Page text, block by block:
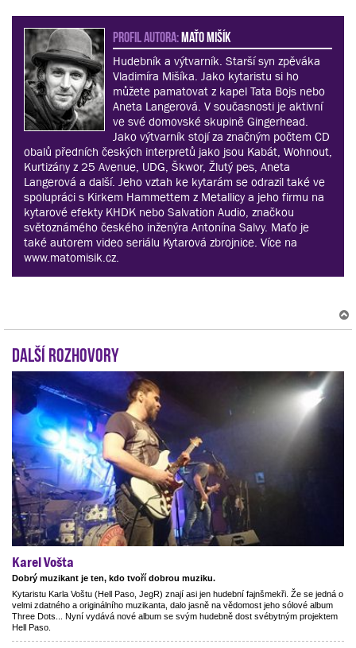
PROFIL AUTORA:Maťo Mišík
Hudebník a výtvarník. Starší syn zpěváka
Vladimíra Mišíka. Jako kytaristu si ho
můžete pamatovat z kapel Tata Bojs nebo
Aneta Langerová. V současnosti je aktivní
ve své domovské skupině Gingerhead.
Jako výtvarník stojí za značným počtem CD
obalů předních českých interpretů jako jsou Kabát, Wohnout,
Kurtizány z 25 Avenue, UDG, Škwor, Žlutý pes, Aneta
Langerová a další. Jeho vztah ke kytarám se odrazil také ve
spolupráci s Kirkem Hammettem z Metallicy a jeho firmu na
kytarové efekty KHDK nebo Salvation Audio, značkou
světoznámého českého inženýra Antonína Salvy. Maťo je
také autorem video seriálu Kytarová zbrojnice. Více na
www.matomisik.cz.
Další rozhovory
Karel Vošta
Dobrý muzikant je ten, kdo tvoří dobrou muziku.
Kytaristu Karla Voštu (Hell Paso, JegR) znají asi jen hudební fajnšmekři. Že se jedná o
velmi zdatného a originálního muzikanta, dalo jasně na vědomost jeho sólové album
Three Dots... Nyní vydává nové album se svým hudebně dost svébytným projektem
Hell Paso.